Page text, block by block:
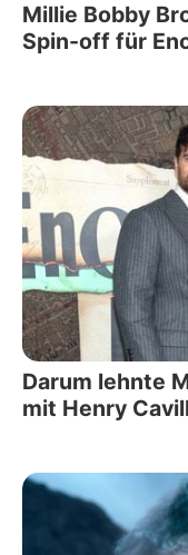
Millie Bobby
Spin-off für
Darum lehnte
mit Henry